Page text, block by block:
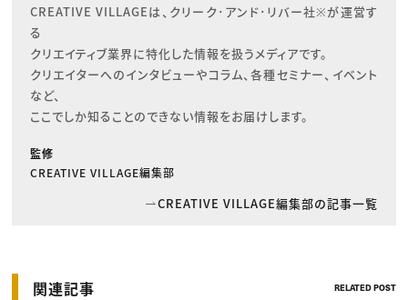
CREATIVE VILLAGEは、クリーク･アンド･リバー社※が運営す
る
クリエイティブ業界に特化した情報を扱うメディアです。
クリエイターへのインタビューやコラム、各種セミナー、イベント
など、
ここでしか知ることのできない情報をお届けします。
監修
CREATIVE VILLAGE編集部
CREATIVE VILLAGE編集部の記事一覧
関連記事 RELATED POST